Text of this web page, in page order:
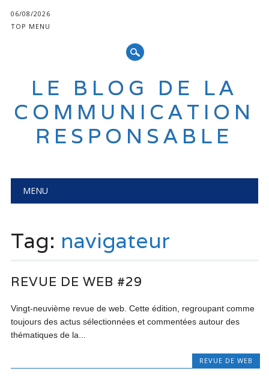
06/08/2026
TOP MENU
LE BLOG DE LA
COMMUNICATION
RESPONSABLE
Main menu
MENU
Tag: navigateur
REVUE DE WEB #29
Vingt-neuvième revue de web. Cette édition, regroupant comme
toujours des actus sélectionnées et commentées autour des
thématiques de la...
REVUE DE WEB